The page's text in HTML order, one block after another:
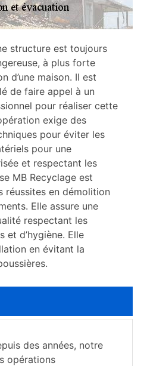
des années, notre
opérations
structure est toujours
à plus forte
d’une maison. Il est
de faire appel à un
pour réaliser cette
exige des
pour éviter les
pour une
et respectant les
MB Recyclage est
réussites en démolition
Elle assure une
respectant les
et d’hygiène. Elle
en évitant la